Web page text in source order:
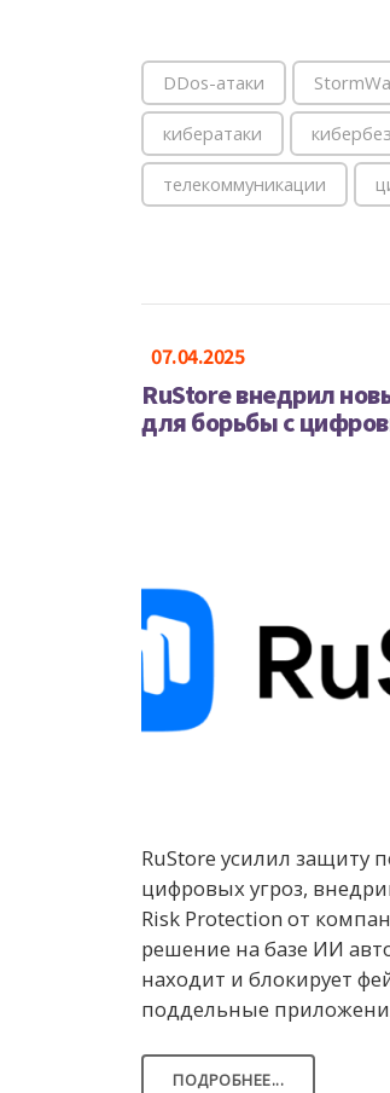
DDos-атаки
кибератаки
телекоммуникации
07.04.2025
RuStore внедрил
для борьбы с
RuStore усилил защиту
цифровых угроз,
Risk Protection от
решение на базе ИИ
находит и блокирует
поддельные
ПОДРОБНЕЕ...